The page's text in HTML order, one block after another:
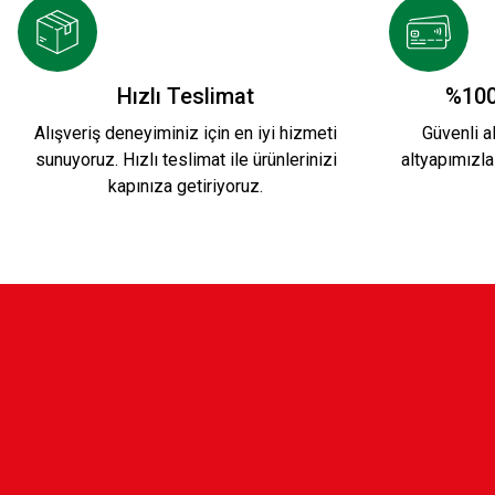
Hızlı Teslimat
Alışveriş deneyiminiz için en iyi hizmeti
sunuyoruz. Hızlı teslimat ile ürünlerinizi
kapınıza getiriyoruz.
Güvenli